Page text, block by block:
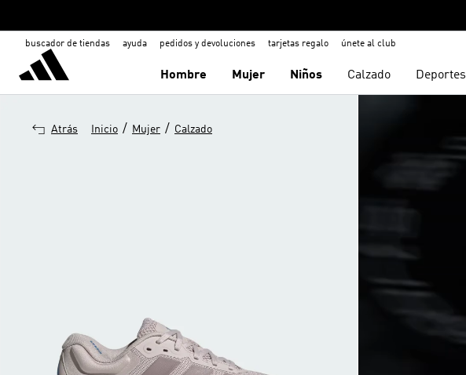
buscador de tiendas ayuda pedidos y devoluciones tarjetas regalo únete al club
Hombre Mujer Niños Calzado Deportes
Atrás Inicio / Mujer / Calzado